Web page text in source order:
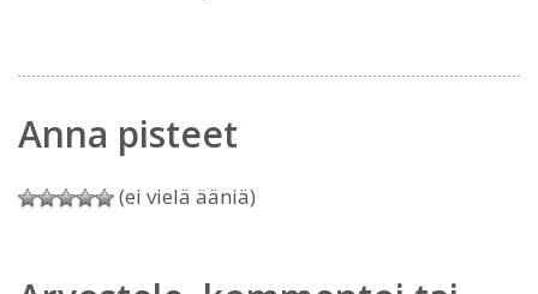
Anna pisteet
(ei vielä ääniä)